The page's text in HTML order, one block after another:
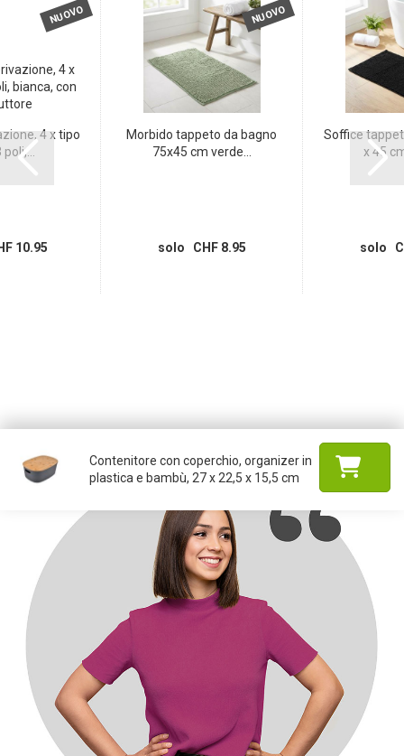
NUOVO
4 x tipo
10.95
NUOVO
Morbido tappeto da bagno
75x45 cm verde...
solo CHF 8.95
Soffice
x 45
solo
Contenitore con coperchio, organizer in
plastica e bambù, 27 x 22,5 x 15,5 cm